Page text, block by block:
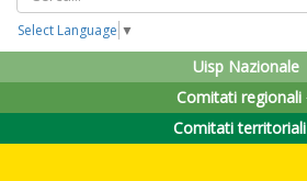
Select Language ▼
Uisp Nazionale
Comitati regionali
Comitati territoriali